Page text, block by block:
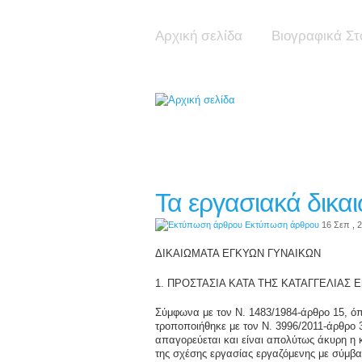
Αρχική σελίδα Βιογραφικά
Τα εργασιακά
Εκτύπωση άρθρου 16 Σεπ ,
ΔΙΚΑΙΩΜΑΤΑ ΕΓΚΥΩΝ ΓΥΝΑΙΚΩΝ
1. ΠΡΟΣΤΑΣΙΑ ΚΑΤΑ ΤΗΣ ΚΑΤΑΓΓΕΛΙΑΣ
Σύμφωνα με τον Ν. 1483/1984-άρθρο 15,
τροποποιήθηκε με τον Ν. 3996/2011-άρθρο
απαγορεύεται και είναι απολύτως άκυρη η
της σχέσης εργασίας εργαζόμενης με